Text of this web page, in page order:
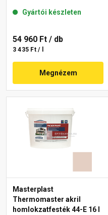
Gyártói készleten
54 960 Ft / db
3 435 Ft / l
Megnézem
Masterplast
Thermomaster akril
homlokzatfesték 44-E 16 l